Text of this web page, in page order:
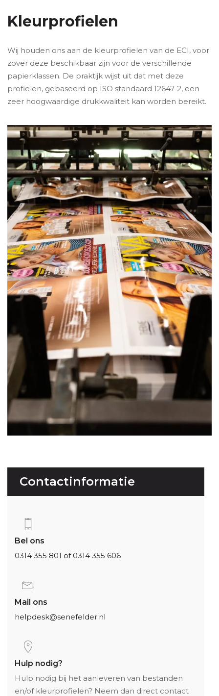
Contactinformatie
Bel ons
0314 355 801 of 0314 355 606
Mail ons
helpdesk@senefelder.nl
Hulp nodig?
Hulp nodig bij het aanleveren van bestanden
en/of kleurprofielen? Neem dan direct contact
Kleurprofielen
Wij houden ons aan de kleurprofielen van de ECI, voor
zover deze beschikbaar zijn voor de verschillende
papierklassen. De praktijk wijst uit dat met deze
profielen, gebaseerd op ISO standaard 12647-2, een
zeer hoogwaardige drukkwaliteit kan worden bereikt.